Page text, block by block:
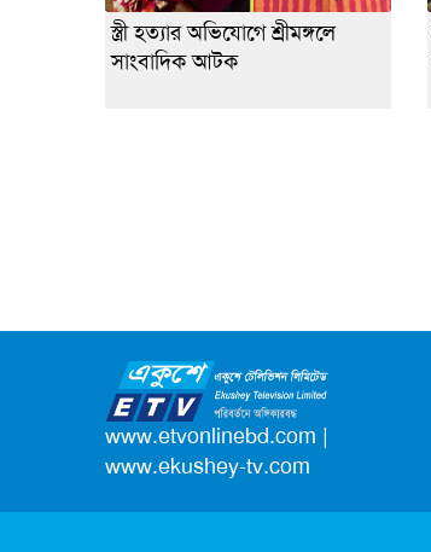
স্ত্রী হত্যার অভিযোগে শ্রীমঙ্গলে
সাংবাদিক আটক
www.etvonlinebd.com |
www.ekushey-tv.com